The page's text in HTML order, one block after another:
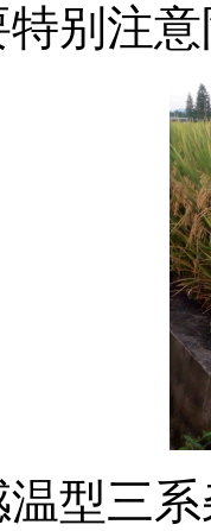
别注
温型三